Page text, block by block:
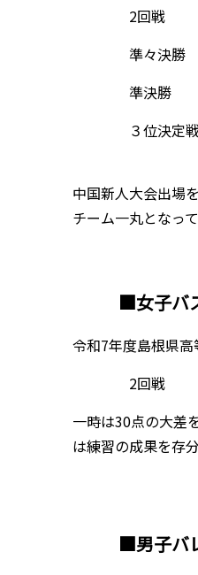
2回戦 松
準々決勝
準決勝 松
３位決定
中国新人大会出場
チーム一丸となっ
■女子バ
令和7年度島根県
2回戦 松
一時は30点の大差
は練習の成果を存
■男子バ